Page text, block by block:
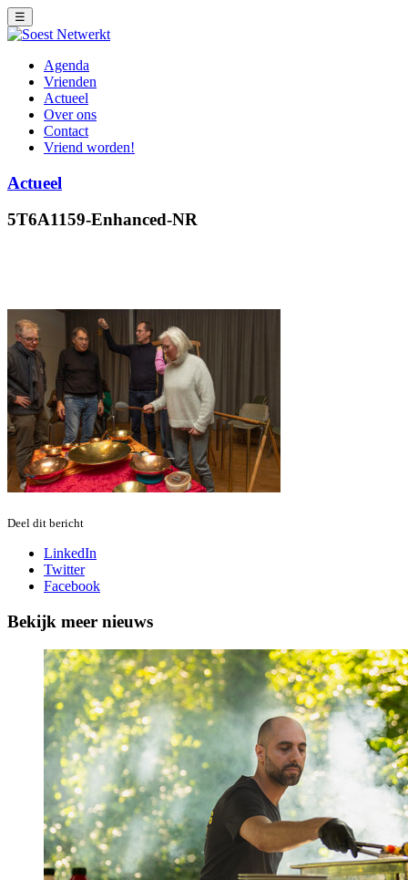
☰
Agenda
Vrienden
Actueel
Over ons
Contact
Vriend worden!
Actueel
5T6A1159-Enhanced-NR
Deel dit bericht
LinkedIn
Twitter
Facebook
Bekijk meer nieuws